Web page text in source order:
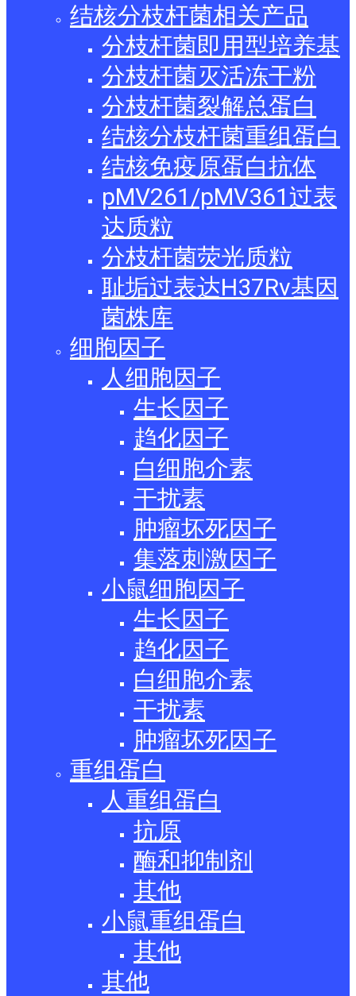
结核分枝杆菌相关产品
分枝杆菌即用型培养基
分枝杆菌灭活冻干粉
分枝杆菌裂解总蛋白
结核分枝杆菌重组蛋白
结核免疫原蛋白抗体
pMV261/pMV361过表
达质粒
分枝杆菌荧光质粒
耻垢过表达H37Rv基因
菌株库
细胞因子
人细胞因子
生长因子
趋化因子
白细胞介素
干扰素
肿瘤坏死因子
集落刺激因子
小鼠细胞因子
生长因子
趋化因子
白细胞介素
干扰素
肿瘤坏死因子
重组蛋白
人重组蛋白
抗原
酶和抑制剂
其他
小鼠重组蛋白
其他
其他